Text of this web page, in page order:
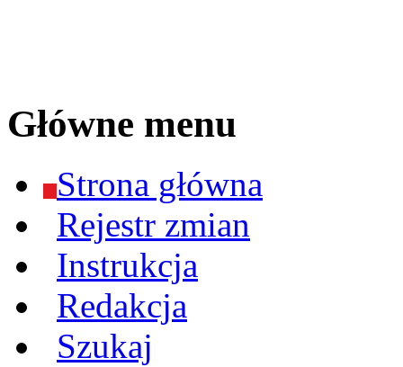
Główne menu
Strona główna
Rejestr zmian
Instrukcja
Redakcja
Szukaj